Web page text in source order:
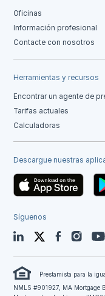
Oficinas
Información profesional
Contacte con nosotros
Herramientas y recursos
Encontrar un agente de
Tarifas actuales
Calculadoras
Descargue nuestras
Síguenos
LinkedIn TwitterFacebook
Prestamista para la
NMLS #901927, MA Mortgage